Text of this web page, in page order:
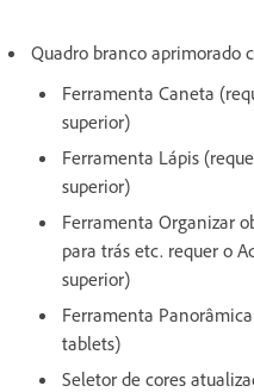
Quadro branco aprimorado
Ferramenta Caneta
superior)
Ferramenta Lápis
superior)
Ferramenta Organizar
para trás etc. requer o
superior)
Ferramenta
tablets)
Seletor de cores